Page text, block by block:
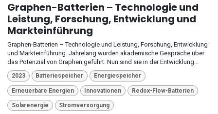
Graphen-Batterien – Technologie und
Leistung, Forschung, Entwicklung und
Markteinführung
Graphen-Batterien – Technologie und Leistung, Forschung, Entwicklung
und Markteinführung. Jahrelang wurden akademische Gespräche über
das Potenzial von Graphen geführt. Nun sind sie in der Entwicklung...
2023 Batteriespeicher Energiespeicher
Erneuerbare Energien Innovationen Redox-Flow-Batterien
Solarenergie
Stromversorgung